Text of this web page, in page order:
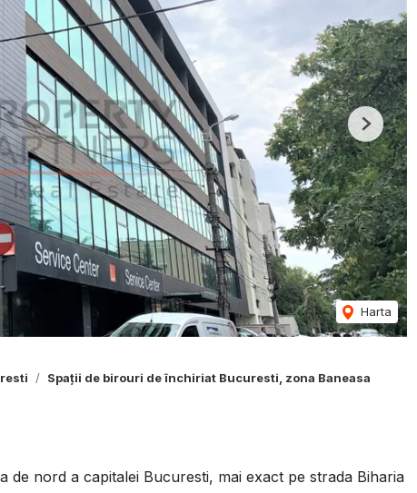
Harta
Next
Spații de birouri de închiriat Bucuresti, zona Baneasa
nord a capitalei Bucuresti, mai exact pe strada Biharia